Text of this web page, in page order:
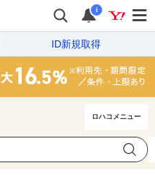
i
ID新規取得
ロハコメニュー